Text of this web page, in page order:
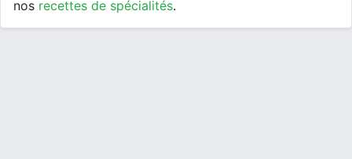
nos recettes de spécialités.